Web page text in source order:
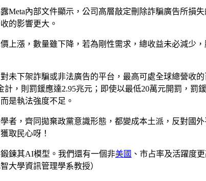
內部文件顯示，公司高層敲定刪除詐騙廣告所損
的影響更大。
漲，數量雖下降，若為剛性需求，總收益未必減少
未下架詐騙或非法廣告的平台，最高可處全球總營收
，則罰鍰應達2.95兆元；即使以最低20萬元開罰，罰
是執法強度不足。
者，齊同拋棄政黨意識形態，都變成本土派，反對國
取民心呀！
鍊其AI模型。我們還有一個非美國 、市占率及活躍度
大學資訊管理學系教授）